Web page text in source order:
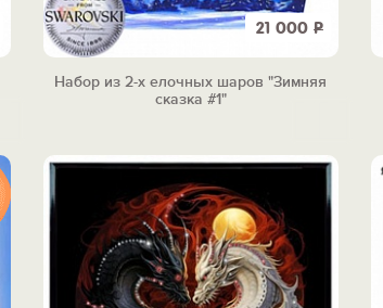
21 000 Р
Набор из 2-х елочных шаров "Зимняя
сказка #1"